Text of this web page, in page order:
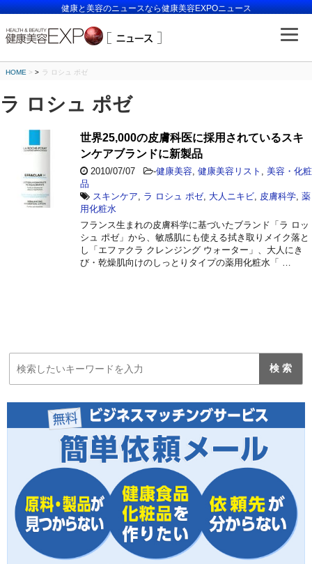
健康と美容のニュースなら健康美容EXPOニュース
HOME > ラ ロシュ ポゼ
ラ ロシュ ポゼ
世界25,000の皮膚科医に採用されているスキ
ンケアブランドに新製品
2010/07/07 -健康美容 健康美容リスト
美容・化粧
品
スキンケア
ラ ロシュ ポゼ, 大人ニキビ 皮膚科学 薬
用化粧水
フランス生まれの皮膚科学に基づいたブランド「ラ ロッ
シュ ポゼ」から、敏感肌にも使える拭き取りメイク落と
し「エファクラ クレンジング ウォーター」、大人にき
び・乾燥肌向けのしっとりタイプの薬用化粧水「 …